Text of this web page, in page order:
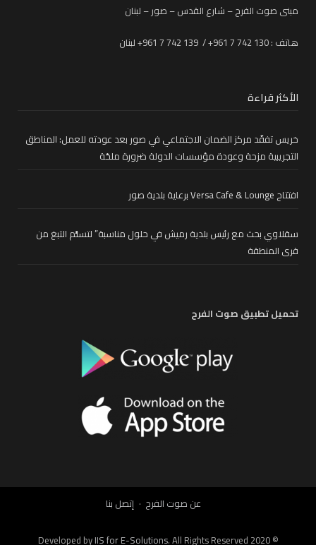
مبنى صوت الفرح – شارع القدس – صور – لبنان
هاتف : 130 742 7 961+ / 139 742 7 961+ لبنان
الأكثر قراءة
خريس تفقّد مركز الضمان الاجتماعي في صور بعد عودته للعمل: المناطق
التجريبية مزحة وعودة مؤسسات الدولة ضرورة ملحّة
افتتاح Versa Cafe & Lounge برعاية بلدية صور
سقلاوي بحث مع رئيس بلدية رميش في حلول مناسبة” لتسلُّم التبغ من
قرى المنطقة
تحميل تطبيق صوت الفرح
عن صوت الفرح إتصل بنا
© Developed by
IIS for E-Solutions. All Rights Reserved 2020